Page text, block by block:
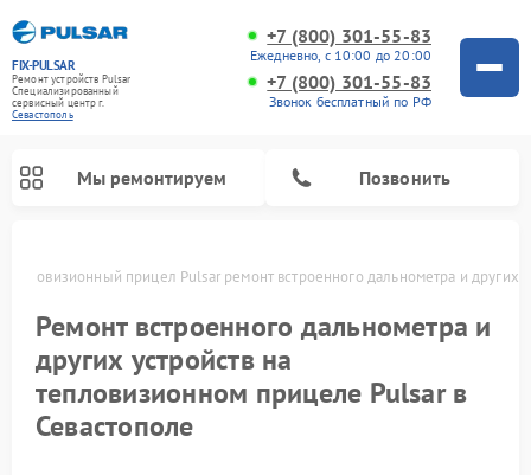
FIX-PULSAR
Ремонт устройств Pulsar
Специализированный
cервисный центр г.
Севастополь
+7 (800) 301-55-83
Ежедневно, с 10:00 до 20:00
+7 (800) 301-55-83
Звонок бесплатный по РФ
Мы ремонтируем Позвонить
Тепловизионный прицел Pulsar ремонт встроенного дальнометра и других
Ремонт встроенного дальнометра и
других устройств на
тепловизионном прицеле Pulsar в
Севастополе